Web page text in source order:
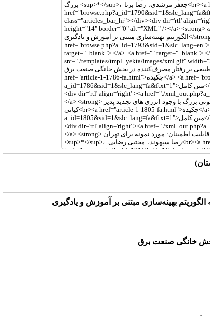
الگوریتم بهینه‌سازی مبتنی بر آموزش و یادگیری
خانگی صنعت برق